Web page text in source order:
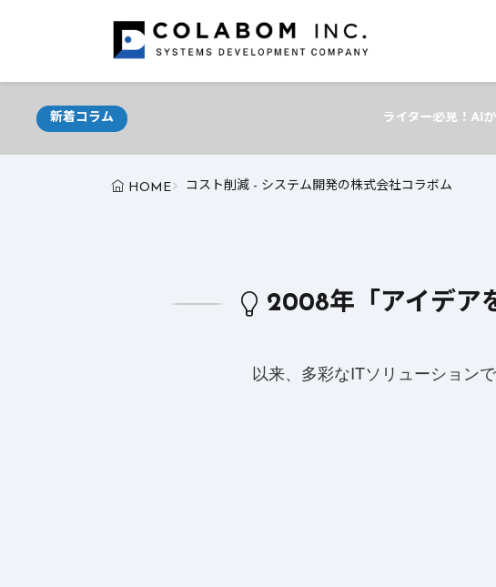
新着コラム ライター必見！AIが支える最新ライティングテ
HOME コスト削減 - システム開発の株式会社コラボム
2008年「アイデア
以来、多彩なITソリューション